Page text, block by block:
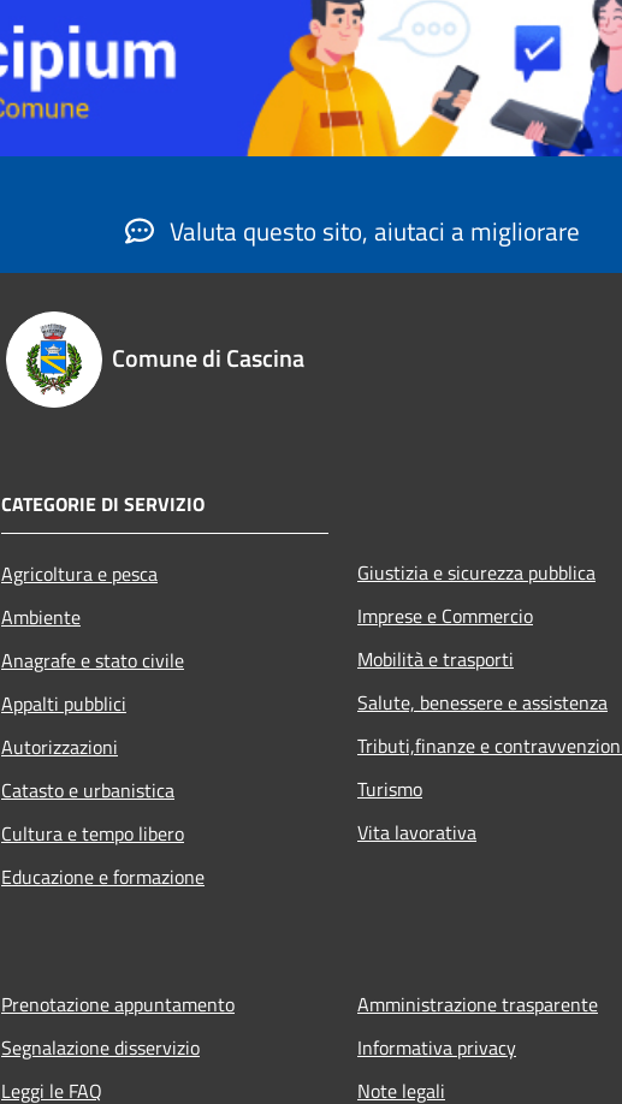
Valuta questo sito, aiutaci a migliorare
Comune di Cascina
CATEGORIE DI SERVIZIO
Agricoltura e pesca
Ambiente
Anagrafe e stato civile
Appalti pubblici
Autorizzazioni
Catasto e urbanistica
Cultura e tempo libero
Educazione e formazione
Giustizia e sicurezza pubblica
Imprese e Commercio
Mobilità e trasporti
Salute, benessere e assistenza
Tributi,finanze e
Turismo
Vita lavorativa
Prenotazione appuntamento
Segnalazione disservizio
Leggi le FAQ
Amministrazione trasparente
Informativa privacy
Note legali